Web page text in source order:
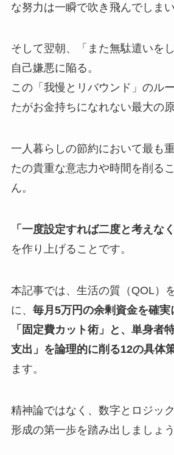
な努力は一瞬で吹き飛んでしまい
そして翌朝、「また無駄遣いを
自己嫌悪に陥る。
この「我慢とリバウンド」のルー
たがお金持ちになれない最大の
一人暮らしの節約において最も
たの貴重な意志力や時間を削る
ん。
「一度設定すれば二度と考えな
を作り上げることです。
本記事では、生活の質（QOL）
に、 毎月5万円の余剰資金を確
「固定費カット術」と、単身者
支出」を論理的に削る12の具体
ます。
精神論ではなく、数字とロジッ
形成の第一歩を踏み出しましょう